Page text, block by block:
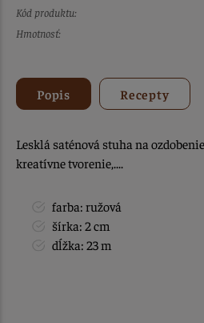
Kód produktu:
Hmotnosť:
Popis Recepty
Lesklá saténová stuha na
kreatívne tvorenie,....
farba: ružová
šírka: 2 cm
dĺžka: 23 m